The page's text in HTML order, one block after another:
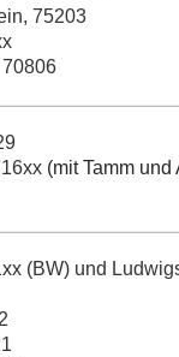
75203
(mit Tamm und
(BW) und